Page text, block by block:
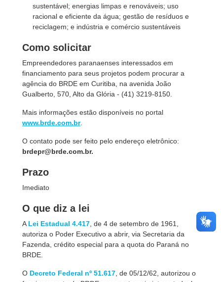
sustentável; energias limpas e renováveis; uso
racional e eficiente da água; gestão de resíduos e
reciclagem; e indústria e comércio sustentáveis
Como solicitar
Empreendedores paranaenses interessados em
financiamento para seus projetos podem procurar a
agência do BRDE em Curitiba, na avenida João
Gualberto, 570, Alto da Glória - (41) 3219-8150.
Mais informações estão disponíveis no portal
www.brde.com.br.
O contato pode ser feito pelo endereço eletrônico:
brdepr@brde.com.br.
Prazo
Imediato
O que diz a lei
A Lei Estadual 4.417 , de 4 de setembro de 1961,
autoriza o Poder Executivo a abrir, via Secretaria da
Fazenda, crédito especial para a quota do Paraná no
BRDE.
O Decreto Federal nº 51.617 , de 05/12/62, autorizou o